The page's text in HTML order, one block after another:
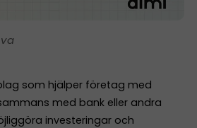
som hjälper företag med
med bank eller andra
investeringar och